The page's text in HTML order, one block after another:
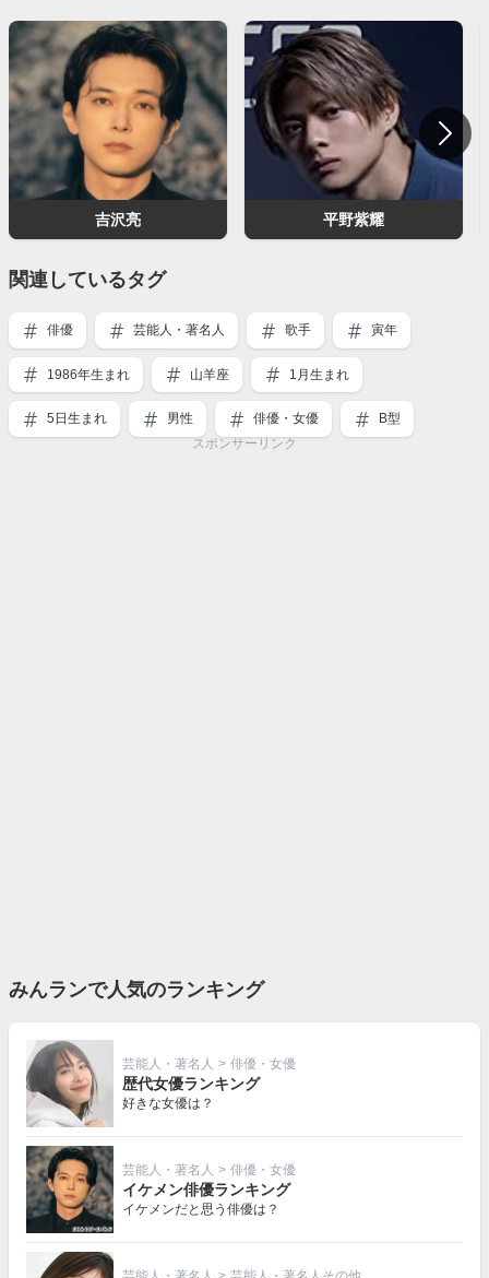
吉沢亮 平野紫耀
関連しているタグ
俳優 芸能人・著名人 歌手 寅年
1986年生まれ 山羊座 1月生まれ
5日生まれ 男性 俳優・女優
B型
スポンサーリンク
みんランで人気のランキング
芸能人・著名人 > 俳優・女優
歴代女優ランキング
好きな女優は？
芸能人・著名人 > 俳優・女優
イケメン俳優ランキング
イケメンだと思う俳優は？